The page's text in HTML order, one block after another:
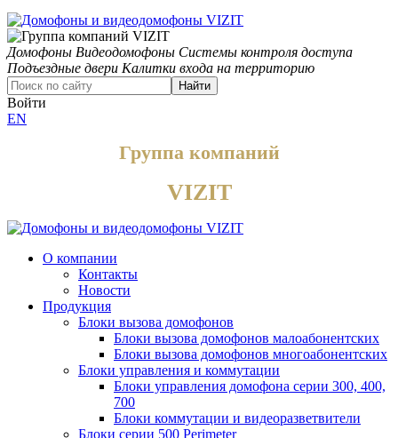
Домофоны Видеодомофоны Системы контроля доступа
Подъездные двери Калитки входа на территорию
Найти
Войти
EN
Группа компаний
VIZIT
О компании
Контакты
Новости
Продукция
Блоки вызова домофонов
Блоки вызова домофонов малоабонентских
Блоки вызова домофонов многоабонентских
Блоки управления и коммутации
Блоки управления домофона серии 300, 400,
700
Блоки коммутации и видеоразветвители
Блоки серии 500 Perimeter